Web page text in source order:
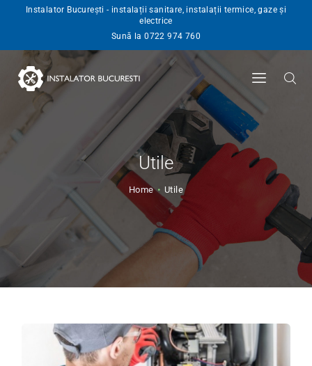
Instalator București - instalații sanitare, instalații termice, gaze și
electrice
Sună la 0722 974 760
Utile
Home Utile
INSTALATOR
SERVICII
BLOG
CONTACT